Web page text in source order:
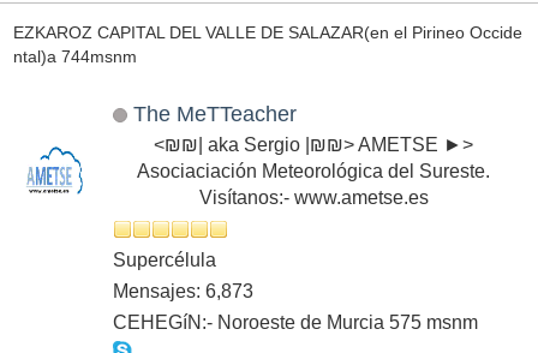
EZKAROZ CAPITAL DEL VALLE DE SALAZAR(en el Pirineo Occide
ntal)a 744msnm
The MeTTeacher
<₪₪| aka Sergio |₪₪> AMETSE ►>
Asociaciación Meteorológica del Sureste.
Visítanos:- www.ametse.es
Supercélula
Mensajes: 6,873
CEHEGíN:- Noroeste de Murcia 575 msnm